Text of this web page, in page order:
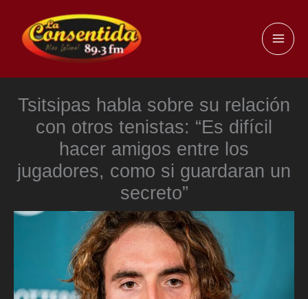
contenido
Tsitsipas habla sobre su relación
con otros tenistas: “Es difícil
hacer amigos entre los
jugadores, como si guardaran un
secreto”